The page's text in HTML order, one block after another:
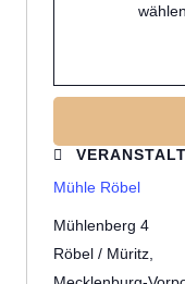
Mühle Röbel
Mühlenberg 4
Röbel / Müritz,